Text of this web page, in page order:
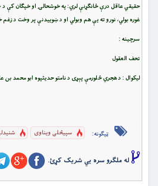
حقیقي عاقل درې ځانګړنې لري: په خوشحالۍ او خپګان کې
غوره بولي، نورو ته یې هم وبولي او د ښوییدنې پر وخت د زغم
سرچینه :
تحف العقول
لیکوال : د هجري څلورمې پېړی د نامتو حدیثپوه ابو محمد
ټیګونه: سپیڅلی ویناوی
له ملگرو سره یي شریک کړئ.